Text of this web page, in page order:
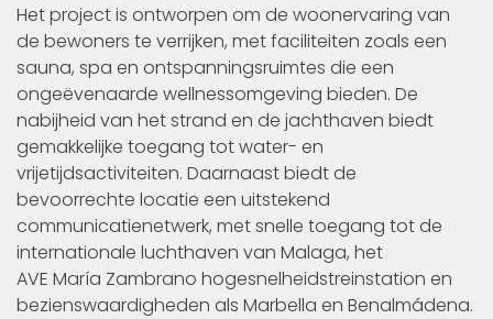
Het project is ontworpen om de woonervaring van
de bewoners te verrijken, met faciliteiten zoals een
sauna, spa en ontspanningsruimtes die een
ongeëvenaarde wellnessomgeving bieden. De
nabijheid van het strand en de jachthaven biedt
gemakkelijke toegang tot water- en
vrijetijdsactiviteiten. Daarnaast biedt de
bevoorrechte locatie een uitstekend
communicatienetwerk, met snelle toegang tot de
internationale luchthaven van Malaga, het
AVE María Zambrano hogesnelheidstreinstation en
bezienswaardigheden als Marbella en Benalmádena.